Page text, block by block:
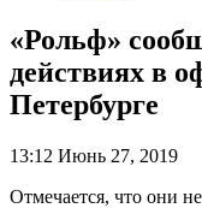
«Рольф»
действиях в
Петербурге
13:12 Июнь 27, 2019
Отмечается, что они